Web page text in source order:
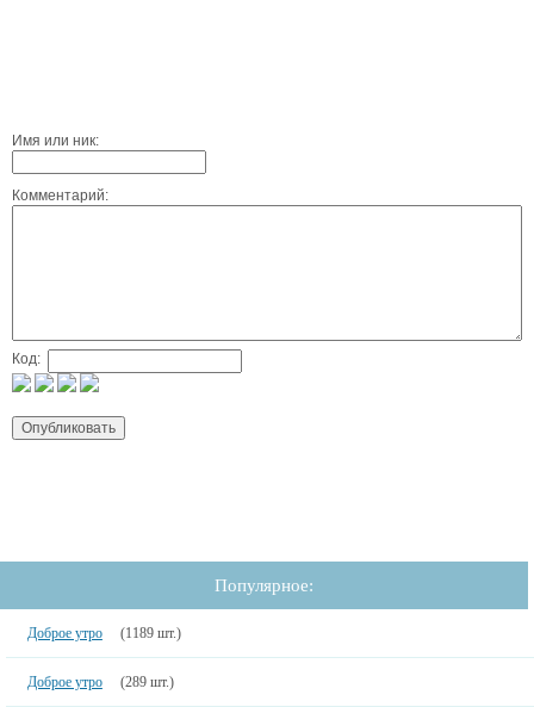
Имя или ник:
Комментарий:
Код:
Популярное:
Доброе утро (1189 шт.)
Доброе утро (289 шт.)